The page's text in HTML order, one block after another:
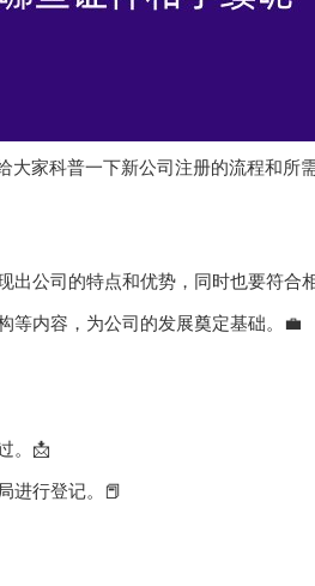
家科普一下新公司注册的流程和所
出公司的特点和优势，同时也要符合
等内容，为公司的发展奠定基础。💼
。📩
进行登记。📕